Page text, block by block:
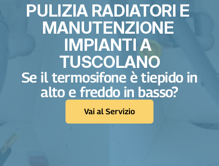
PULIZIA RADIATORI E
MANUTENZIONE
IMPIANTI A
TUSCOLANO
Se il termosifone è tiepido in
alto e freddo in basso?
Vai al Servizio